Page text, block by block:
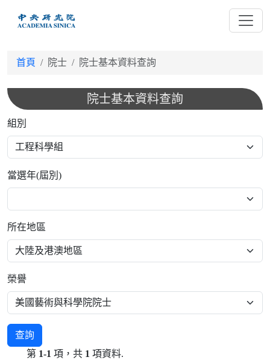
首頁 院士 院士基本資料查詢
院士基本資料查詢
組別
當選年(屆別)
所在地區
榮譽
查詢
第 1-1 項，共 1 項資料.